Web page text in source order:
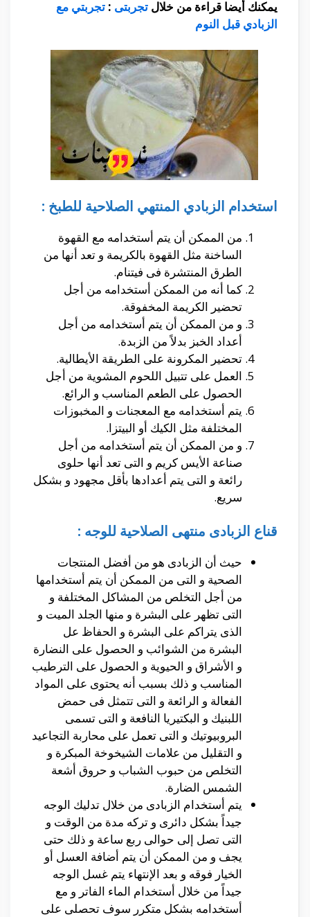
يمكنك أيضا قراءة من خلال تجربتى : تجربتي مع
الزبادي قبل النوم
استخدام الزبادي المنتهي الصلاحية للطبخ :
من الممكن أن يتم أستخدامه مع القهوة
الساخنة مثل القهوة بالكريمة و تعد أنها من
الطرق المنتشرة فى فيتنام.
كما أنه من الممكن أستخدامه من أجل
تحضير الكريمة المخفوقة.
و من الممكن أن يتم أستخدامه من أجل
أعداد الخبز بدلاً من الزبدة.
تحضير المكرونة على الطريقة الأيطالية.
العمل على تتبيل اللحوم المشوية من أجل
الحصول على الطعم المناسب و الرائع.
يتم أستخدامه مع المعجنات و المخبوزات
المختلفة مثل الكيك أو البيتزا.
و من الممكن أن يتم أستخدامه من أجل
صناعة الأيس كريم و التى تعد أنها حلوى
رائعة و التى يتم أعدادها بأقل مجهود و بشكل
سريع.
قناع الزبادى منتهى الصلاحية للوجه :
حيث أن الزبادى هو من أفضل المنتجات
الصحية و التى من الممكن أن يتم أستخدامها
من أجل التخلص من المشاكل المختلفة و
التى تظهر على البشرة و منها الجلد الميت و
الذى يتراكم على البشرة و الحفاظ عل
البشرة من الشوائب و الحصول على النضارة
و الأشراق و الحيوية و الحصول على الترطيب
المناسب و ذلك بسبب أنه يحتوى على المواد
الفعالة و الرائعة و التى تتمثل فى حمض
اللبنيك و البكتيريا النافعة و التى تسمى
البروبيوتيك و التى تعمل على محاربة التجاعيد
و التقليل من علامات الشيخوخة المبكرة و
التخلص من حبوب الشباب و حروق أشعة
الشمس الضارة.
يتم أستخدام الزبادى من خلال تدليك الوجه
جيداً بشكل دائرى و تركه مدة من الوقت و
التى تصل إلى حوالى ربع ساعة و ذلك حتى
يجف و من الممكن أن يتم أضافة العسل أو
الخيار فوقه و بعد الإنتهاء يتم غسل الوجه
جيداً من خلال أستخدام الماء الفاتر و مع
أستخدامه بشكل متكرر سوف تحصلى على